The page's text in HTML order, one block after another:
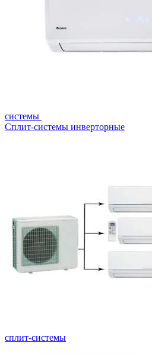
системы
Сплит-системы инверторные
сплит-системы